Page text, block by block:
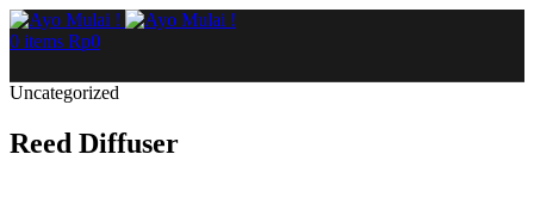
0 items Rp0
Uncategorized
Reed Diffuser